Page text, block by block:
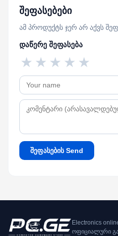
შეფასებები
ამ პროდუქტს ჯერ არ აქვს
დაწერე შეფასება
★
★
★
★
★
შეფასების Send
Electronics
ოფიციალური